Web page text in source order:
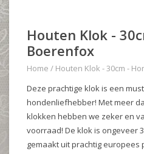
Houten Klok -
Boerenfox
Home / Houten Klok - 30cm -
Deze prachtige klok is een
hondenliefhebber! Met meer
klokken hebben we zeker en
voorraad! De klok is ongeveer
gemaakt uit prachtig europees